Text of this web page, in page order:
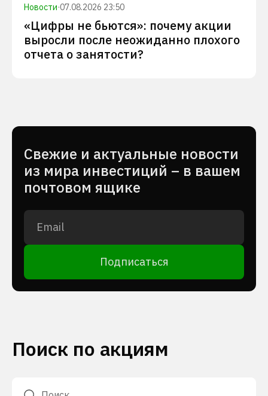
Новости·07.08.2026 23:50
«Цифры не бьются»: почему акции
выросли после неожиданно плохого
отчета о занятости?
Cвежие и актуальные новости
из мира инвестиций – в вашем
почтовом ящике
Подписаться
Поиск по акциям